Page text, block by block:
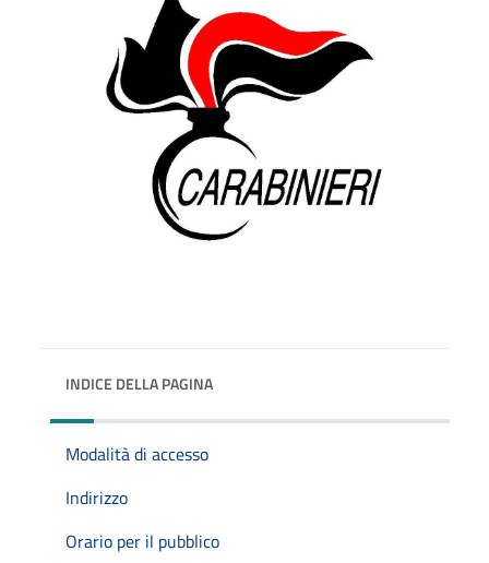
INDICE DELLA PAGINA
Modalità di accesso
Indirizzo
Orario per il pubblico